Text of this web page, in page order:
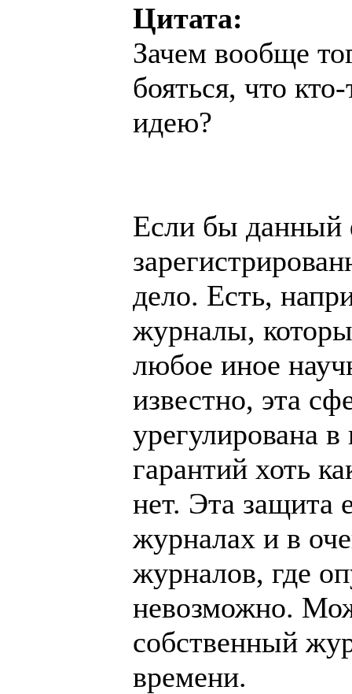
Цитата:
Зачем вообще
бояться, что
идею?
Если бы
дело. Есть,
журналы,
любое иное
известно, эта
урегулирована
гарантий хоть
нет. Эта защита
журналах и в
журналов, где
невозможно.
собственный
времени.